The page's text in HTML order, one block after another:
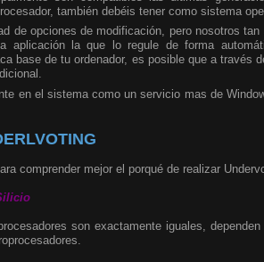
también debéis tener como sistema
de opciones de modificación, pero nosotros
aplicación la que lo regule de forma
base de tu ordenador, es posible que a través
en el sistema como un servicio mas de
comprender mejor el porqué de realizar
son exactamente iguales,